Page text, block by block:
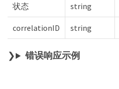
状态 string
correlationID string
错误响应示例